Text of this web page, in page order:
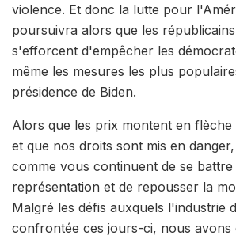
violence. Et donc la lutte pour
poursuivra alors que les
s'efforcent d'empêcher les
même les mesures les plus
présidence de Biden.
Alors que les prix montent en
et que nos droits sont mis en
comme vous continuent de se
représentation et de repousser la
Malgré les défis auxquels l'industrie
confrontée ces jours-ci, nous avons